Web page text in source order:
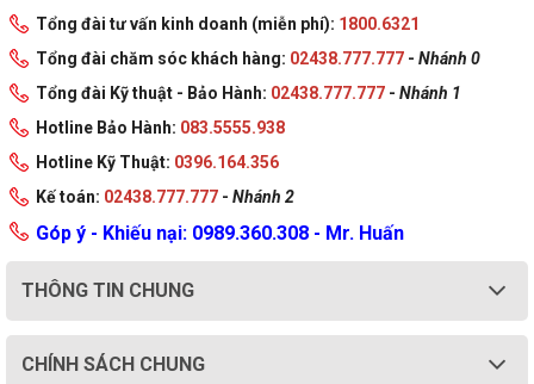
Tổng đài tư vấn kinh doanh (miễn phí): 1800.6321
Tổng đài chăm sóc khách hàng: 02438.777.777 - Nhánh 0
Tổng đài Kỹ thuật - Bảo Hành: 02438.777.777 - Nhánh 1
Hotline Bảo Hành: 083.5555.938
Hotline Kỹ Thuật: 0396.164.356
Kế toán: 02438.777.777 - Nhánh 2
Góp ý - Khiếu nại: 0989.360.308 - Mr. Huấn
THÔNG TIN CHUNG
CHÍNH SÁCH CHUNG